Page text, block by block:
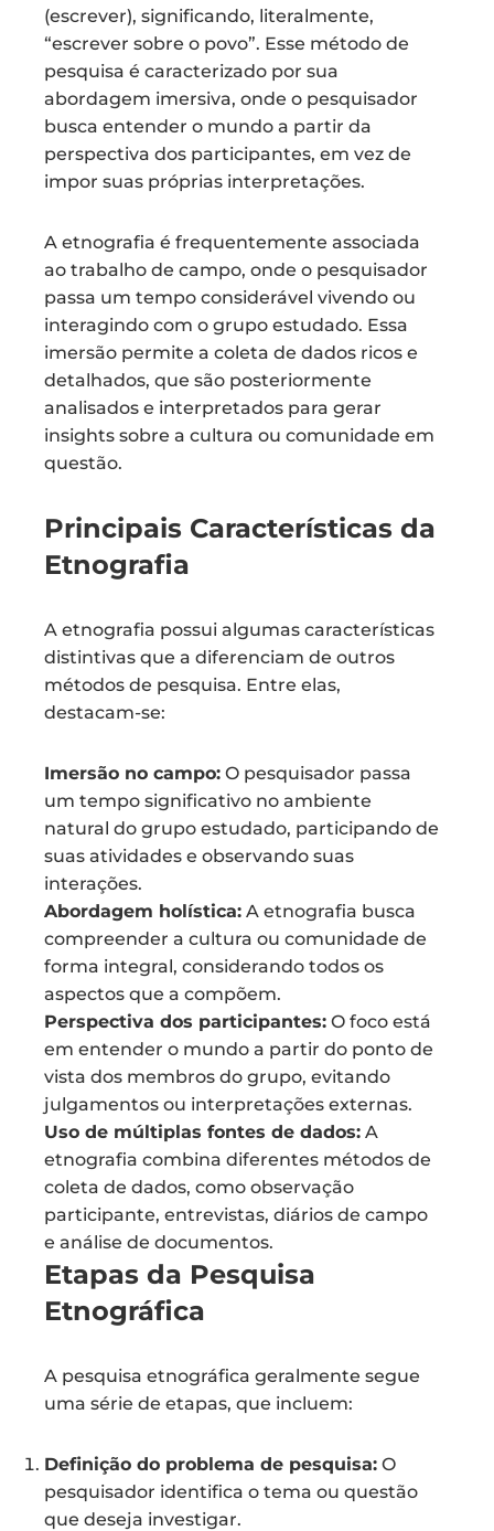
(escrever), significando, literalmente,
“escrever sobre o povo”. Esse método de
pesquisa é caracterizado por sua
abordagem imersiva, onde o pesquisador
busca entender o mundo a partir da
perspectiva dos participantes, em vez de
impor suas próprias interpretações.
A etnografia é frequentemente associada
ao trabalho de campo, onde o pesquisador
passa um tempo considerável vivendo ou
interagindo com o grupo estudado. Essa
imersão permite a coleta de dados ricos e
detalhados, que são posteriormente
analisados e interpretados para gerar
insights sobre a cultura ou comunidade em
questão.
Principais Características da
Etnografia
A etnografia possui algumas características
distintivas que a diferenciam de outros
métodos de pesquisa. Entre elas,
destacam-se:
Imersão no campo: O pesquisador passa
um tempo significativo no ambiente
natural do grupo estudado, participando de
suas atividades e observando suas
interações.
Abordagem holística: A etnografia busca
compreender a cultura ou comunidade de
forma integral, considerando todos os
aspectos que a compõem.
Perspectiva dos participantes: O foco está
em entender o mundo a partir do ponto de
vista dos membros do grupo, evitando
julgamentos ou interpretações externas.
Uso de múltiplas fontes de dados: A
etnografia combina diferentes métodos de
coleta de dados, como observação
participante, entrevistas, diários de campo
e análise de documentos.
Etapas da Pesquisa
Etnográfica
A pesquisa etnográfica geralmente segue
uma série de etapas, que incluem:
Definição do problema de pesquisa: O
pesquisador identifica o tema ou questão
que deseja investigar.